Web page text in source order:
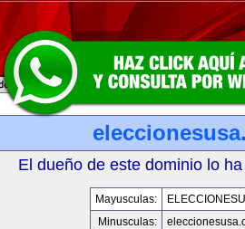
El dueño de este dominio lo
Mayusculas:
Minusculas: